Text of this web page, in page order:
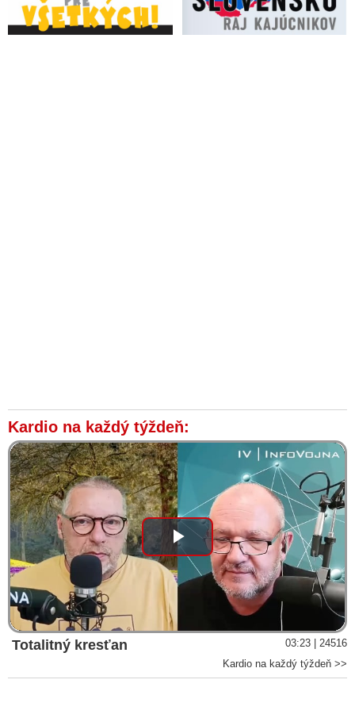
Kardio na každý týždeň:
Play
Video
Totalitný kresťan
03:23 | 24516
Kardio na každý týždeň >>